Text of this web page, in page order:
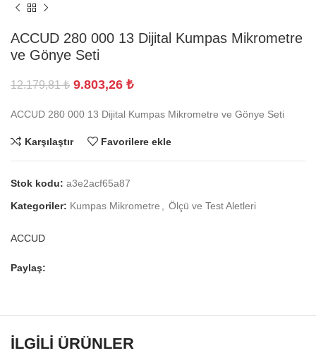
ACCUD 280 000 13 Dijital Kumpas Mikrometre
ve Gönye Seti
12.179,81₺ 9.803,26 ₺
ACCUD 280 000 13 Dijital Kumpas Mikrometre ve Gönye Seti
Karşılaştır Favorilere ekle
Stok kodu: a3e2acf65a87
Kategoriler: Kumpas Mikrometre Ölçü ve Test Aletleri
ACCUD
Paylaş:
İLGILI ÜRÜNLER